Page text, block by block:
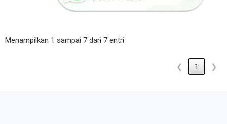
Menampilkan 1 sampai 7 dari 7 entri
❮ 1 ❯